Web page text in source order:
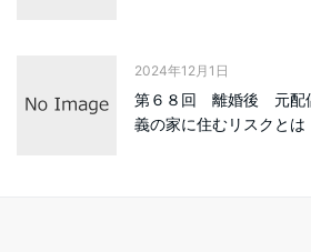
2024年12月1日
第６８回 離婚後 元配
義の家に住むリスクとは